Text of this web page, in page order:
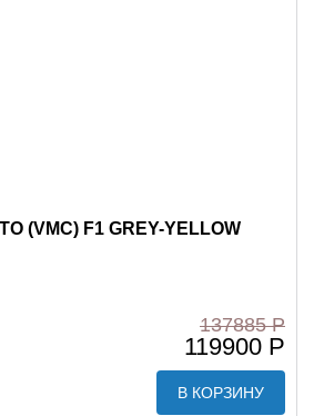
(VMC) F1 GREY-YELLOW
137885 Р
119900 Р
В КОРЗИНУ